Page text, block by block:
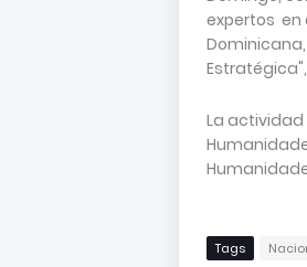
expertos en
La
Tags